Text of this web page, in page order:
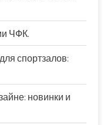
ЧФК.
спортзалов:
новинки и